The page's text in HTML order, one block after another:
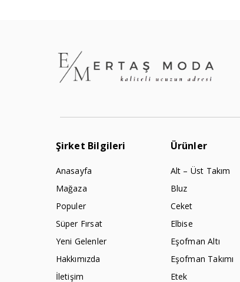
Şirket Bilgileri
Anasayfa
Mağaza
Populer
Süper Fırsat
Yeni Gelenler
Hakkımızda
İletişim
Ürünler
Alt – Üst Takım
Bluz
Ceket
Elbise
Eşofman Altı
Eşofman Takımı
Etek